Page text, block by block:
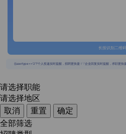
长按识别二维码
{{usertype=='2'?'个人投递实时提醒，招聘更快捷！':'企业回复实时提醒，求职更快
请选择职能
请选择地区
取消
重置
确定
全部筛选